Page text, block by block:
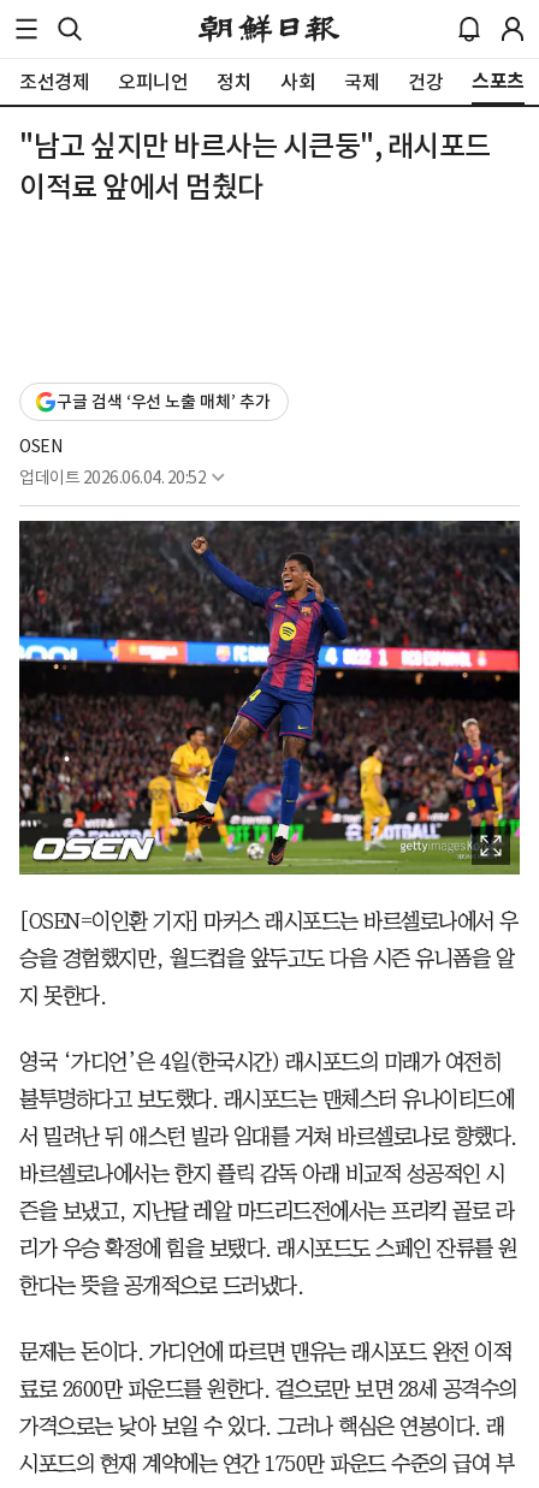
조선경제 오피니언 정치 사회 국제 건강 스포츠
"남고 싶지만 바르사는 시큰둥", 래시포드
이적료 앞에서 멈췄다
구글 검색 ‘우선 노출 매체’ 추가
OSEN
업데이트 2026.06.04. 20:52
[OSEN=이인환 기자] 마커스 래시포드는 바르셀로나에서 우
승을 경험했지만, 월드컵을 앞두고도 다음 시즌 유니폼을 알
지 못한다.
영국 ‘가디언’은 4일(한국시간) 래시포드의 미래가 여전히
불투명하다고 보도했다. 래시포드는 맨체스터 유나이티드에
서 밀려난 뒤 애스턴 빌라 임대를 거쳐 바르셀로나로 향했다.
바르셀로나에서는 한지 플릭 감독 아래 비교적 성공적인 시
즌을 보냈고, 지난달 레알 마드리드전에서는 프리킥 골로 라
리가 우승 확정에 힘을 보탰다. 래시포드도 스페인 잔류를 원
한다는 뜻을 공개적으로 드러냈다.
문제는 돈이다. 가디언에 따르면 맨유는 래시포드 완전 이적
료로 2600만 파운드를 원한다. 겉으로만 보면 28세 공격수의
가격으로는 낮아 보일 수 있다. 그러나 핵심은 연봉이다. 래
시포드의 현재 계약에는 연간 1750만 파운드 수준의 급여 부